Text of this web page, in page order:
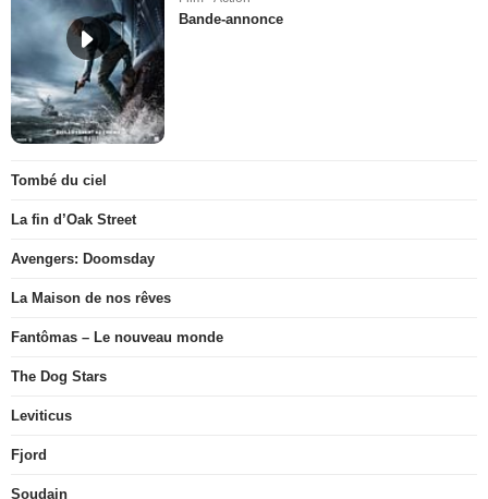
Bande-annonce
Tombé du ciel
La fin d’Oak Street
Avengers: Doomsday
La Maison de nos rêves
Fantômas – Le nouveau monde
The Dog Stars
Leviticus
Fjord
Soudain